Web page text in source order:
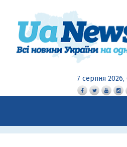
7 серпня 2026,